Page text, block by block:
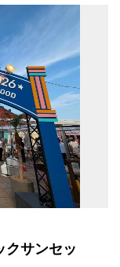
クサンセッ